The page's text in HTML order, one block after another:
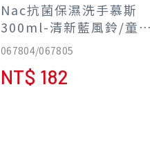
Nac抗菌保濕洗手慕斯
300ml-清新藍風鈴/童趣
草莓
067804/067805
NT$ 182